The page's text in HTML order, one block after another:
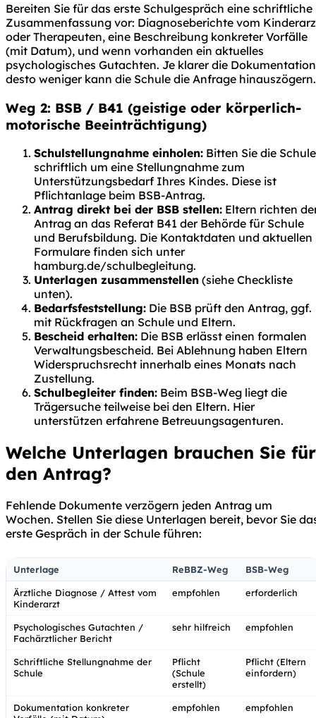
Bereiten Sie für das erste Schulgespräch eine schriftliche
Zusammenfassung vor: Diagnoseberichte vom
oder Therapeuten, eine Beschreibung konkreter Vorfälle
(mit Datum), und wenn vorhanden ein aktuelles
psychologisches Gutachten. Je klarer die
desto weniger kann die Schule die Anfrage hinauszögern.
Weg 2: BSB / B41 (geistige oder körperlich-
motorische Beeinträchtigung)
Schulstellungnahme einholen: Bitten Sie die Schule
schriftlich um eine Stellungnahme zum
Unterstützungsbedarf Ihres Kindes. Diese ist
Pflichtanlage beim BSB-Antrag.
Antrag direkt bei der BSB stellen: Eltern richten
Antrag an das Referat B41 der Behörde für Schule
und Berufsbildung. Die Kontaktdaten und aktuellen
Formulare finden sich unter
hamburg.de/schulbegleitung.
Unterlagen zusammenstellen (siehe Checkliste
unten).
Bedarfsfeststellung: Die BSB prüft den Antrag, ggf.
mit Rückfragen an Schule und Eltern.
Bescheid erhalten: Die BSB erlässt einen formalen
Verwaltungsbescheid. Bei Ablehnung haben Eltern
Widerspruchsrecht innerhalb eines Monats nach
Zustellung.
Schulbegleiter finden: Beim BSB-Weg liegt die
Trägersuche teilweise bei den Eltern. Hier
unterstützen erfahrene Betreuungsagenturen.
Welche Unterlagen brauchen Sie für
den Antrag?
Fehlende Dokumente verzögern jeden Antrag um
Wochen. Stellen Sie diese Unterlagen bereit, bevor Sie
erste Gespräch in der Schule führen:
Unterlage ReBBZ-Weg BSB-Weg
Ärztliche Diagnose / Attest vom
Kinderarzt
empfohlen erforderlich
Psychologisches Gutachten /
Fachärztlicher Bericht
sehr hilfreich empfohlen
Schriftliche Stellungnahme der
Schule
Pflicht
(Schule
erstellt)
Pflicht (Eltern
einfordern)
Dokumentation konkreter
empfohlen empfohlen